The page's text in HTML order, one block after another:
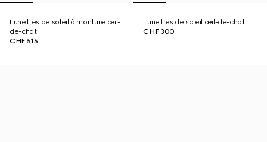
Lunettes de soleil à monture œil-
de-chat
CHF 515
Lunettes de soleil œil-de-chat
CHF 300